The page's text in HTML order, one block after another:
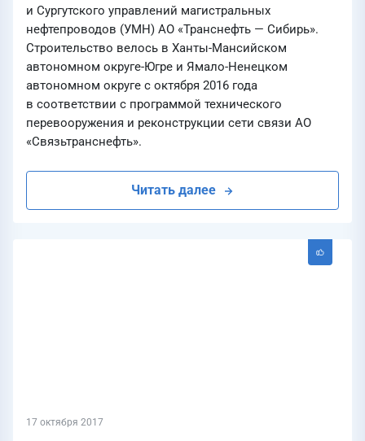
и Сургутского управлений магистральных
нефтепроводов (УМН) АО «Транснефть — Сибирь».
Строительство велось в Ханты-Мансийском
автономном округе-Югре и Ямало-Ненецком
автономном округе с октября 2016 года
в соответствии с программой технического
перевооружения и реконструкции сети связи АО
«Связьтранснефть».
Читать далее
17 октября 2017